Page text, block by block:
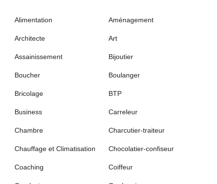
Alimentation Aménagement
Architecte Art
Assainissement Bijoutier
Boucher Boulanger
Bricolage BTP
Business Carreleur
Chambre Charcutier-traiteur
Chauffage et Climatisation Chocolatier-confiseur
Coaching Coiffeur